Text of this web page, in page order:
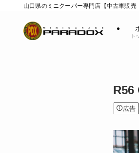
山口県のミニクーパー専門店【中古車販売
ト
R56
広告